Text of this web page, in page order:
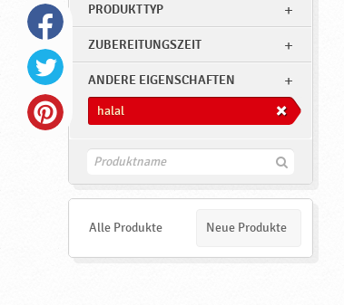
PRODUKTTYP
ZUBEREITUNGSZEIT
ANDERE EIGENSCHAFTEN
halal
F
e
Alle Produkte Neue Produkte